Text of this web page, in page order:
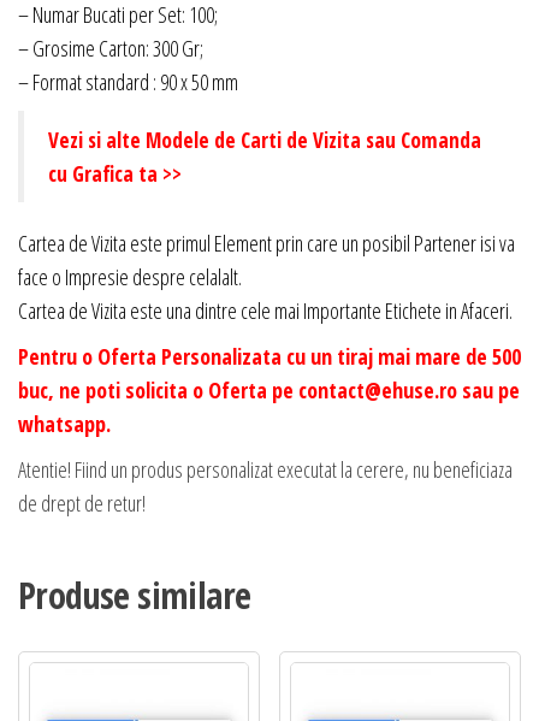
Model
– Numar Bucati per Set: 100;
– Grosime Carton: 300 Gr;
– Format standard : 90 x 50 mm
Vezi si alte Modele de Carti de Vizita sau Comanda
cu Grafica ta >>
Cartea de Vizita este primul Element prin care un posibil Partener isi va
face o Impresie despre celalalt.
Cartea de Vizita este una dintre cele mai Importante Etichete in Afaceri.
Pentru o Oferta Personalizata cu un tiraj mai mare de 500
buc, ne poti solicita o Oferta pe contact@ehuse.ro sau pe
whatsapp.
Atentie! Fiind un produs personalizat executat la cerere, nu beneficiaza
de drept de retur!
Produse similare